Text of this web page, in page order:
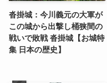
沓掛城：今川義元の大軍が
この城から出撃し桶狭間の
戦いで敗戦 沓掛城【お城特
集 日本の歴史】